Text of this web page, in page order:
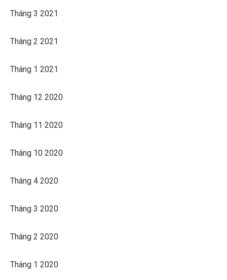
Tháng 3 2021
Tháng 2 2021
Tháng 1 2021
Tháng 12 2020
Tháng 11 2020
Tháng 10 2020
Tháng 4 2020
Tháng 3 2020
Tháng 2 2020
Tháng 1 2020